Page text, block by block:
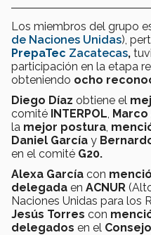
Los miembros del grupo
de Naciones Unidas),
PrepaTec Zacatecas,
participación en la etapa
obteniendo ocho
Diego Díaz obtiene el
comité INTERPOL
la mejor postura
Daniel García y
en el comité G20.
Alexa García con
delegada en ACNUR
Naciones Unidas para los
Jesús Torres con
delegados en el